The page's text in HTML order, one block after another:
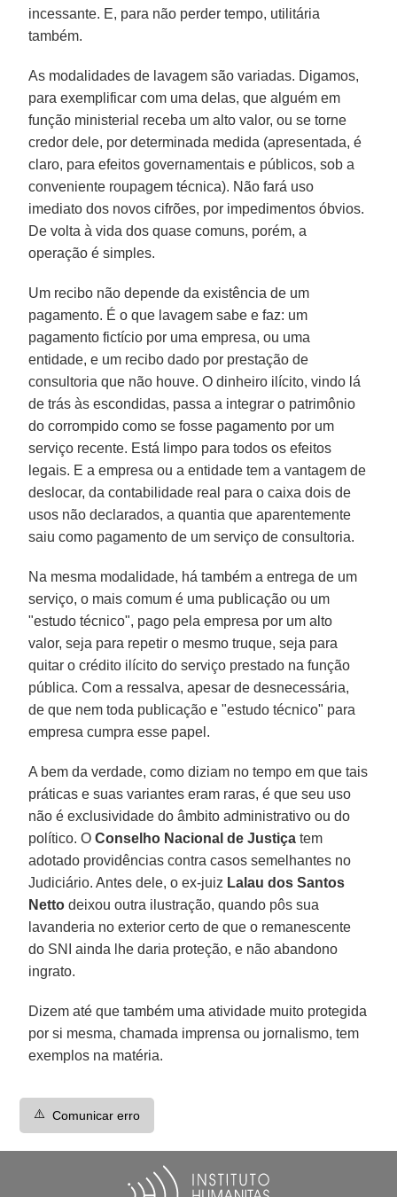
incessante. E, para não perder tempo, utilitária
também.
As modalidades de lavagem são variadas. Digamos,
para exemplificar com uma delas, que alguém em
função ministerial receba um alto valor, ou se torne
credor dele, por determinada medida (apresentada, é
claro, para efeitos governamentais e públicos, sob a
conveniente roupagem técnica). Não fará uso
imediato dos novos cifrões, por impedimentos óbvios.
De volta à vida dos quase comuns, porém, a
operação é simples.
Um recibo não depende da existência de um
pagamento. É o que lavagem sabe e faz: um
pagamento fictício por uma empresa, ou uma
entidade, e um recibo dado por prestação de
consultoria que não houve. O dinheiro ilícito, vindo lá
de trás às escondidas, passa a integrar o patrimônio
do corrompido como se fosse pagamento por um
serviço recente. Está limpo para todos os efeitos
legais. E a empresa ou a entidade tem a vantagem de
deslocar, da contabilidade real para o caixa dois de
usos não declarados, a quantia que aparentemente
saiu como pagamento de um serviço de consultoria.
Na mesma modalidade, há também a entrega de um
serviço, o mais comum é uma publicação ou um
"estudo técnico", pago pela empresa por um alto
valor, seja para repetir o mesmo truque, seja para
quitar o crédito ilícito do serviço prestado na função
pública. Com a ressalva, apesar de desnecessária,
de que nem toda publicação e "estudo técnico" para
empresa cumpra esse papel.
A bem da verdade, como diziam no tempo em que tais
práticas e suas variantes eram raras, é que seu uso
não é exclusividade do âmbito administrativo ou do
político. OConselho Nacional de Justiça tem
adotado providências contra casos semelhantes no
Judiciário. Antes dele, o ex-juiz Lalau dos Santos
Netto deixou outra ilustração, quando pôs sua
lavanderia no exterior certo de que o remanescente
do SNI ainda lhe daria proteção, e não abandono
ingrato.
Dizem até que também uma atividade muito protegida
por si mesma, chamada imprensa ou jornalismo, tem
exemplos na matéria.
⚠️ Comunicar erro